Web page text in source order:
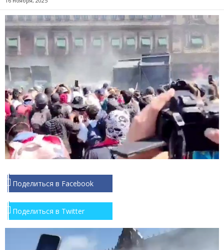
Поделиться в Facebook
Поделиться в Twitter